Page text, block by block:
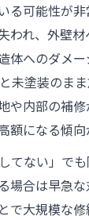
る可能性が
われ、外壁
体へのダメ
未塗装のま
や内部の補
額になる傾向
てない」で
場合は早急
で大規模な